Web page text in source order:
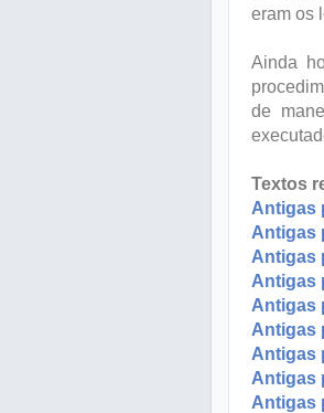
eram os
Ainda
de
Textos
Antigas
Antigas
Antigas
Antigas
Antigas
Antigas
Antigas
Antigas
Antigas